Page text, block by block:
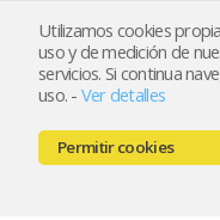
Utilizamos cookies
uso y de medición de
servicios. Si continua
uso. - Ver detalles
Permitir cookies
Registrarse